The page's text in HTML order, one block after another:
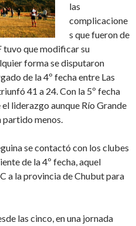
las
complicacione
s que fueron de
que modificar su
forma se disputaron
de la 4º fecha entre Las
41 a 24. Con la 5º fecha
liderazgo aunque Río Grande
partido menos.
se contactó con los clubes
de la 4º fecha, aquel
a la provincia de Chubut para
las cinco, en una jornada